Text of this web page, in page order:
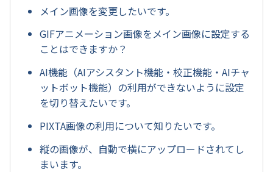
メイン画像を変更したいです。
GIFアニメーション画像をメイン画像に設定する
ことはできますか？
AI機能（AIアシスタント機能・校正機能・AIチャ
ットボット機能）の利用ができないように設定
を切り替えたいです。
PIXTA画像の利用について知りたいです。
縦の画像が、自動で横にアップロードされてし
まいます。